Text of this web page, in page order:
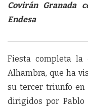
Covirán Granada
Endesa
Fiesta completa
Alhambra, que ha
su tercer triunfo en
dirigidos por Pablo